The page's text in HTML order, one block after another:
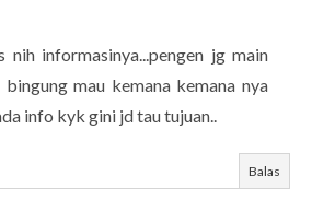
nih informasinya...pengen jg main
bingung mau kemana kemana nya
info kyk gini jd tau tujuan..
Balas